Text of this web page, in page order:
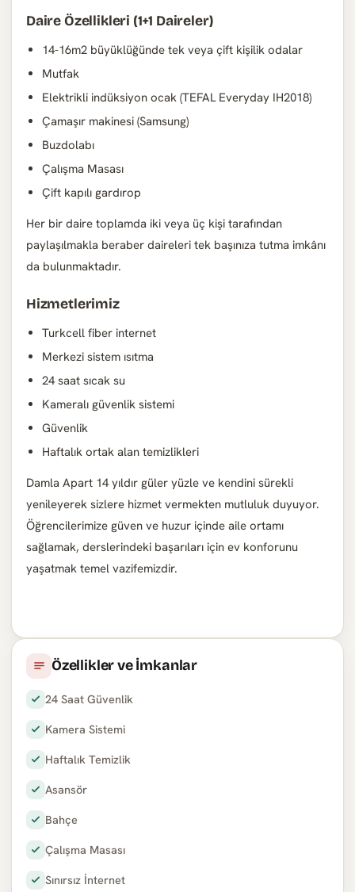
Daire Özellikleri (1+1 Daireler)
14-16m2 büyüklüğünde tek veya çift kişilik odalar
Mutfak
Elektrikli indüksiyon ocak (TEFAL Everyday IH2018)
Çamaşır makinesi (Samsung)
Buzdolabı
Çalışma Masası
Çift kapılı gardırop
Her bir daire toplamda iki veya üç kişi tarafından
paylaşılmakla beraber daireleri tek başınıza tutma imkânı
da bulunmaktadır.
Hizmetlerimiz
Turkcell fiber internet
Merkezi sistem ısıtma
24 saat sıcak su
Kameralı güvenlik sistemi
Güvenlik
Haftalık ortak alan temizlikleri
Damla Apart 14 yıldır güler yüzle ve kendini sürekli
yenileyerek sizlere hizmet vermekten mutluluk duyuyor.
Öğrencilerimize güven ve huzur içinde aile ortamı
sağlamak, derslerindeki başarıları için ev konforunu
yaşatmak temel vazifemizdir.
Özellikler ve İmkanlar
24 Saat Güvenlik
Kamera Sistemi
Haftalık Temizlik
Asansör
Bahçe
Çalışma Masası
Sınırsız İnternet